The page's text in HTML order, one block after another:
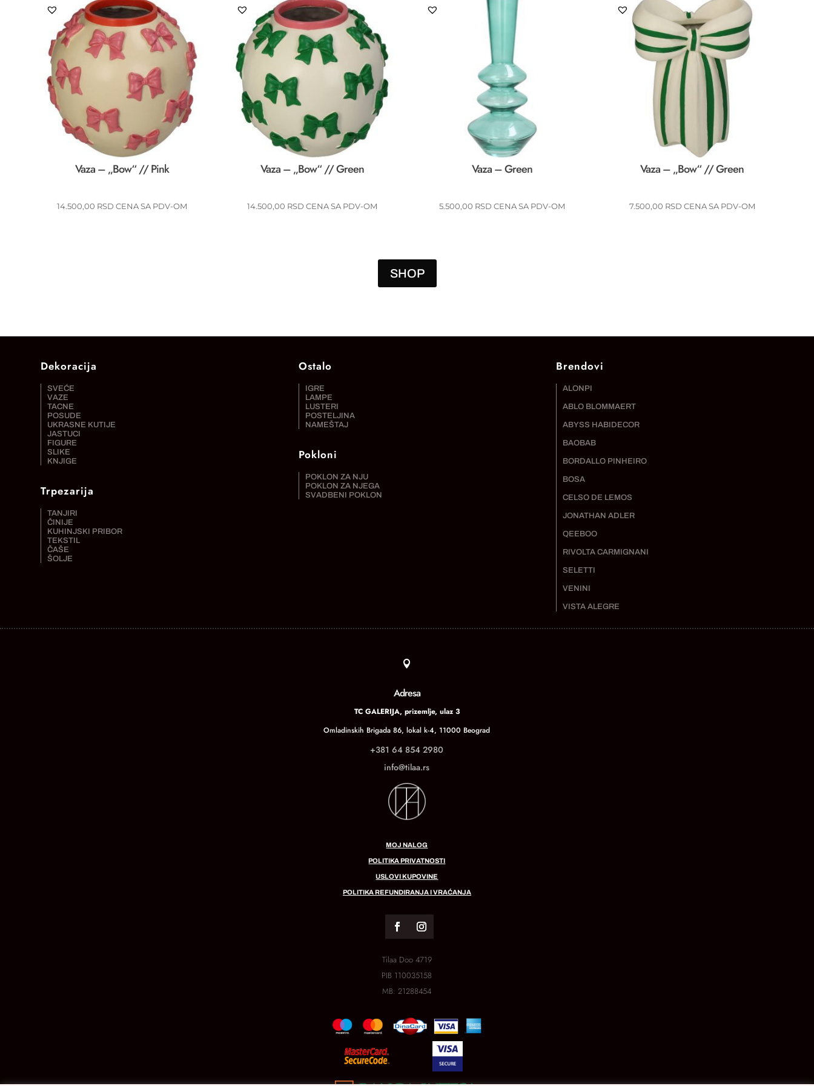
Vaza – „Bow“ // Pink
14.500,00 RSD CENA SA PDV-OM
Vaza – „Bow“ // Green
14.500,00 RSD CENA SA PDV-OM
Vaza – Green
5.500,00 RSD CENA SA PDV-OM
Vaza – „Bow“ // Green
7.500,00 RSD CENA SA PDV-OM
SHOP
Dekoracija
SVEĆE
VAZE
TACNE
POSUDE
UKRASNE KUTIJE
JASTUCI
FIGURE
SLIKE
KNJIGE
Trpezarija
TANJIRI
ČINIJE
KUHINJSKI PRIBOR
TEKSTIL
ČAŠE
ŠOLJE
Ostalo
IGRE
LAMPE
LUSTERI
POSTELJINA
NAMEŠTAJ
Pokloni
POKLON ZA NJU
POKLON ZA NJEGA
SVADBENI POKLON
Brendovi
ALONPI
ABLO BLOMMAERT
ABYSS HABIDECOR
BAOBAB
BORDALLO PINHEIRO
BOSA
CELSO DE LEMOS
JONATHAN ADLER
QEEBOO
RIVOLTA CARMIGNANI
SELETTI
VENINI
VISTA ALEGRE

Adresa
TC GALERIJA, prizemlje, ulaz 3
Omladinskih Brigada 86, lokal k-4, 11000 Beograd
+381 64 854 2980
info@tilaa.rs
MOJ NALOG
POLITIKA PRIVATNOSTI
USLOVI KUPOVINE
POLITIKA REFUNDIRANJA I VRAĆANJA
Tilaa Doo 4719
PIB 110035158
MB:21288454